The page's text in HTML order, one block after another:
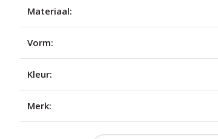
Materiaal:
Vorm:
Kleur:
Merk: